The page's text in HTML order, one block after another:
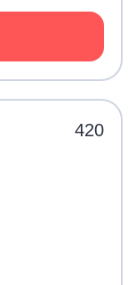
420